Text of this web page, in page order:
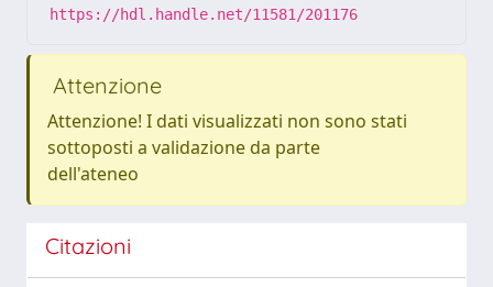
https://hdl.handle.net/11581/201176
Attenzione
Attenzione! I dati visualizzati non sono stati
sottoposti a validazione da parte
dell'ateneo
Citazioni